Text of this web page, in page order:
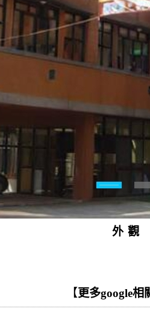
外觀
【 更多google相